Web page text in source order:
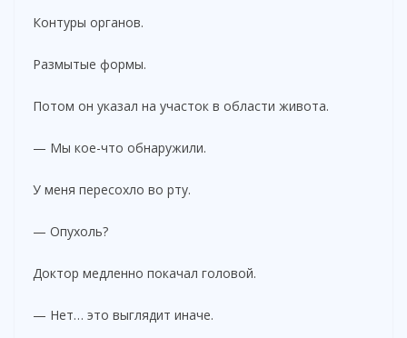
Контуры органов.
Размытые формы.
Потом он указал на участок в области живота.
— Мы кое-что обнаружили.
У меня пересохло во рту.
— Опухоль?
Доктор медленно покачал головой.
— Нет… это выглядит иначе.